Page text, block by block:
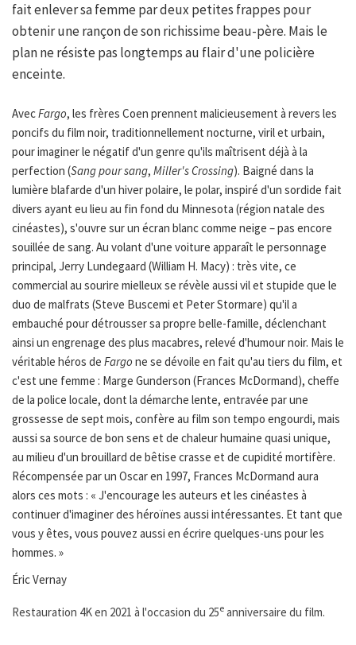
fait enlever sa femme par deux petites frappes pour
obtenir une rançon de son richissime beau-père. Mais le
plan ne résiste pas longtemps au flair d'une policière
enceinte.
AvecFargo, les frères Coen prennent malicieusement à revers les
poncifs du film noir, traditionnellement nocturne, viril et urbain,
pour imaginer le négatif d'un genre qu'ils maîtrisent déjà à la
perfection (Sang pour sang, Miller's Crossing). Baigné dans la
lumière blafarde d'un hiver polaire, le polar, inspiré d'un sordide fait
divers ayant eu lieu au fin fond du Minnesota (région natale des
cinéastes), s'ouvre sur un écran blanc comme neige – pas encore
souillée de sang. Au volant d'une voiture apparaît le personnage
principal, Jerry Lundegaard (William H. Macy) : très vite, ce
commercial au sourire mielleux se révèle aussi vil et stupide que le
duo de malfrats (Steve Buscemi et Peter Stormare) qu'il a
embauché pour détrousser sa propre belle-famille, déclenchant
ainsi un engrenage des plus macabres, relevé d'humour noir. Mais le
véritable héros de Fargo ne se dévoile en fait qu'au tiers du film, et
c'est une femme : Marge Gunderson (Frances McDormand), cheffe
de la police locale, dont la démarche lente, entravée par une
grossesse de sept mois, confère au film son tempo engourdi, mais
aussi sa source de bon sens et de chaleur humaine quasi unique,
au milieu d'un brouillard de bêtise crasse et de cupidité mortifère.
Récompensée par un Oscar en 1997, Frances McDormand aura
alors ces mots : « J'encourage les auteurs et les cinéastes à
continuer d'imaginer des héroïnes aussi intéressantes. Et tant que
vous y êtes, vous pouvez aussi en écrire quelques-uns pour les
hommes. »
Éric Vernay
Restauration 4K en 2021 à l'occasion du 25e anniversaire du film.